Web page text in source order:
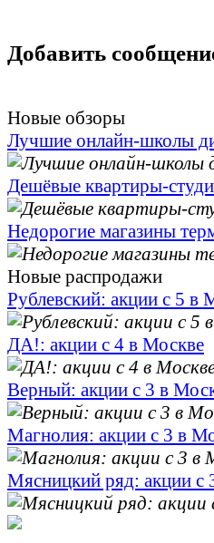
Добавить
Новые обзоры
Лучшие онлайн-школы
Дешёвые квартиры-
Недорогие магазины
Новые распродажи
Рублевский: акции с 5 в
ДА!: акции с 4 в Москве
Верный: акции с 3 в
Магнолия: акции с 3 в
Мясницкий ряд: акции с